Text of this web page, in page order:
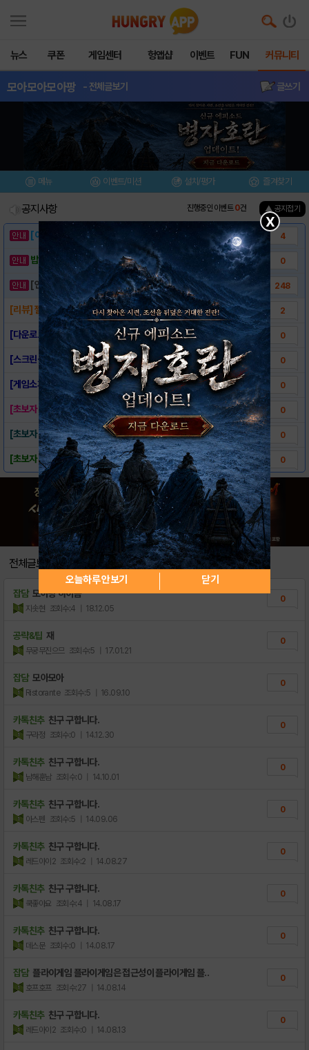
뉴스 쿠폰 게임센터 헝앱샵 이벤트 FUN 커뮤니티
모아모아모아팡 - 전체글보기 글쓰기
메뉴 이벤트/미션 설치/평가 즐겨찾기
공지사항 진행중인 이벤트0건 ▲ 공지접기
[이벤트] 웃음으로 매일매일 해피! 유머 게시.. 4
밥알이의 헝앱통신 ⑲ “밥알이, 드디어 멀티를.. 0
[안내] 헝그리앱 필수 상식! 밥알 획득 안내.. 248
[리뷰] 젤리몬스터를 현상수배 합니다! 모아모.. 2
[다운로드링크] - 모아모아 모아팡 for k.. 0
[스크린샷] - 모아모아 모아팡 for kak.. 0
[게임소개] - 모아모아 모아팡 for kak.. 0
[초보자 가이드] - 젤리 0
[초보자 가이드] - 랭킹모드 UI 0
[초보자 가이드] - 메인 UI 0
전체글보기
잡담 모아팡 하이욤
지솟현 조회수:4 | 18.12.05
0
공략&팁 재
무궁무진으므 조회수:5 | 17.01.21
0
잡담 모아모아
Ristorante 조회수:5 | 16.09.10
0
카톡친추 친구 구합니다.
구라정 조회수:0 | 14.12.30
0
카톡친추 친구 구합니다.
남해훈남 조회수:0 | 14.10.01
0
카톡친추 친구 구합니다.
아스펜 조회수:5 | 14.09.06
0
카톡친추 친구 구합니다.
레드아이2 조회수:2 | 14.08.27
0
카톡친추 친구 구합니다.
쿡좋아요 조회수:4 | 14.08.17
0
카톡친추 친구 구합니다.
데스문 조회수:0 | 14.08.17
0
잡담 플라이게임 플라이게임은 접근성이 플라이게임 플..
호프호프 조회수:27 | 14.08.14
0
카톡친추 친구 구합니다.
레드아이2 조회수:0 | 14.08.13
0
X
오늘하루 안보기 닫기